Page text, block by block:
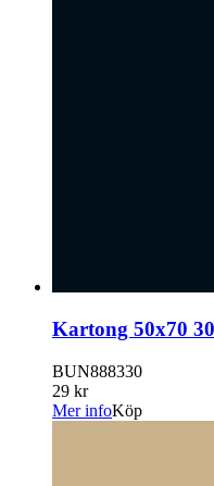
Kartong 50x70
BUN888330
29 kr
Mer infoKöp